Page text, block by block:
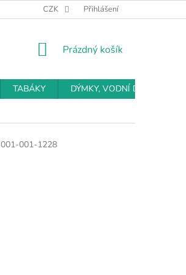
PODMÍNKY OCHRANY OSOBNÍCH ÚDAJŮ
CZK Přihlášení
NÁKUPNÍ
Prázdný košík
TABÁKY
DÝMKY, VODNÍ DÝMKY
001-001-1228